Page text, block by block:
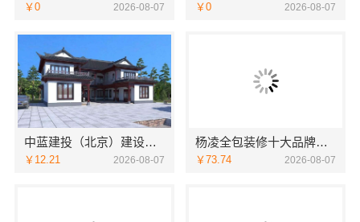
￥0 2026-08-07 ￥0 2026-08-07
中蓝建投（北京）建设有限公司武功分公司武功装饰老品牌
￥12.21 2026-08-07
杨凌全包装修十大品牌，中蓝建投（北京）建设有限公司武功分公司值得信赖
￥73.74 2026-08-07